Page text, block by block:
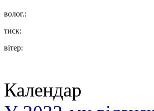
волог.:
тиск:
вітер:
Календар